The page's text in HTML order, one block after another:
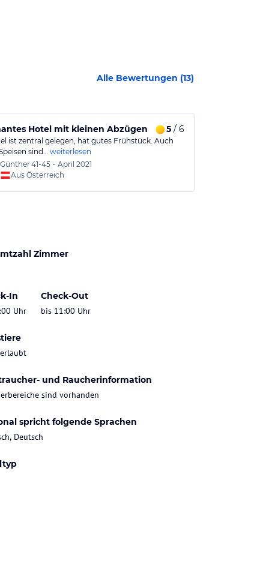
Alle Bewertungen (13)
Hotel mit kleinen Abzügen 5/ 6
ist zentral gelegen, hat gutes Frühstück. Auch
sind… weiterlesen
Günther41-45 • April 2021
Aus Österreich
Zimmer
In
Uhr
Check-Out
bis 11:00 Uhr
und Raucherinformation
sind vorhanden
spricht folgende Sprachen
Deutsch